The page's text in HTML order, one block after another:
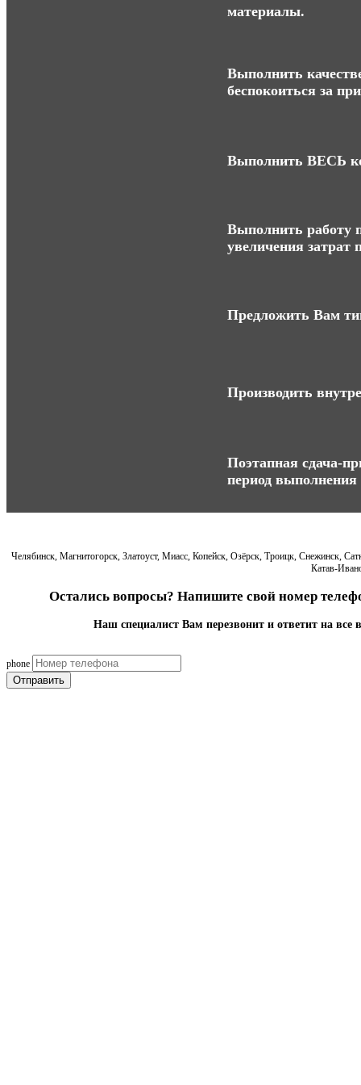
материалы.
Выполнить
беспокоиться за
Выполнить ВЕСЬ
Выполнить работу
увеличения затрат
Предложить Вам
Производить
Поэтапная сдача-
период выполнения
Челябинск, Магнитогорск, Златоуст, Миасс, Копейск, Озёрск, Троицк, Снежинск,
Катав-
Остались вопросы? Напишите свой номер
Наш специалист Вам перезвонит и ответит на все
phone
Отправить